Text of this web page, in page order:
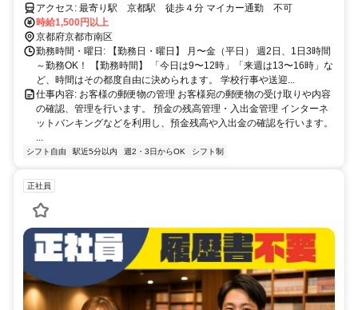
アクセス: 最寄り駅 京都駅 徒歩４分 マイカー通勤 不可
時給1,500円以上
京都府京都市南区
勤務時間・曜日: 【勤務日・曜日】 月〜金（平日） 週2日、1日3時間
～勤務OK！ 【勤務時間】 「今日は9〜12時」「来週は13〜16時」な
ど、時間はその都度自由に決められます。 学校行事や送迎...
仕事内容: お客様の郵便物の管理 お客様宛の郵便物の受け取りや内容
の確認、管理を行います。 預金の残高管理・入出金管理 インターネ
ットバンキングなどを利用し、預金残高や入出金の確認を行います。
...
シフト自由 駅近5分以内 週2・3日からOK シフト制
正社員